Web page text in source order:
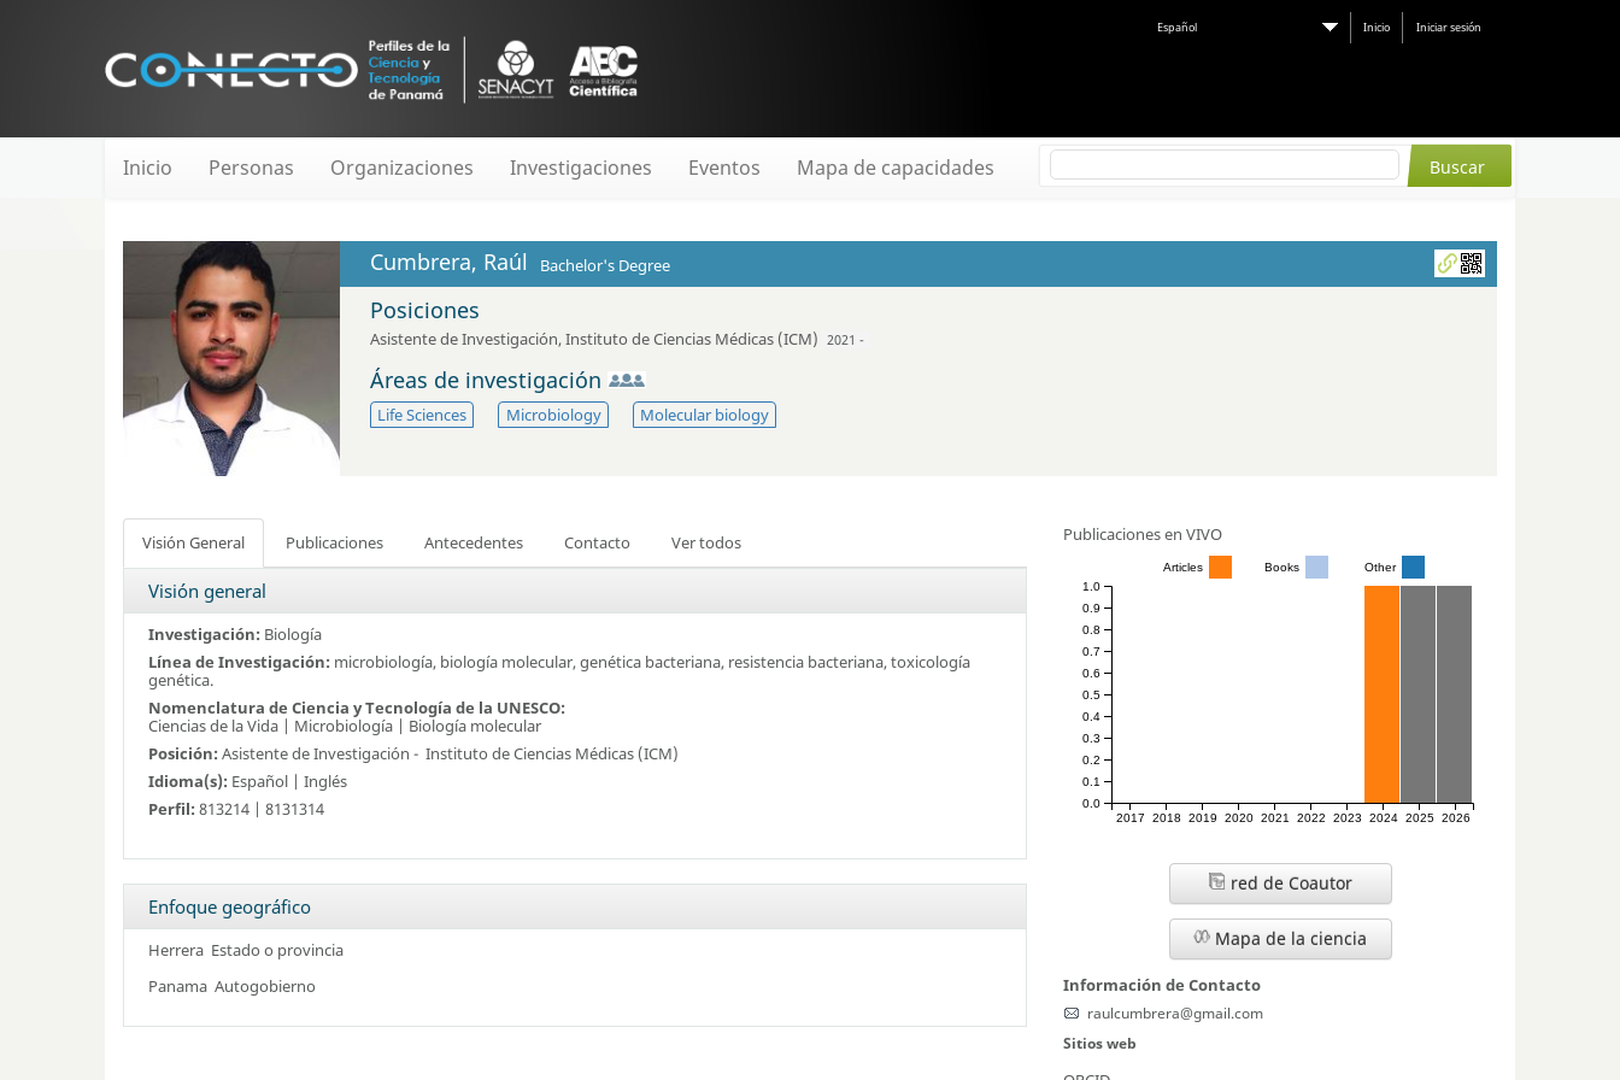
Español Inicio Iniciar sesión
Inicio Personas Organizaciones Investigaciones Eventos Mapa de capacidades
Cumbrera, Raúl Bachelor's Degree
Posiciones
Asistente de Investigación,Instituto de Ciencias Médicas (ICM) 2021 -
Áreas de investigación
Life Sciences Microbiology Molecular biology
Visión General Publicaciones Antecedentes Contacto Ver todos
Visión general
Investigación: Biología
Línea de Investigación: microbiología, biología molecular, genética bacteriana, resistencia bacteriana, toxicología
genética.
Nomenclatura de Ciencia y Tecnología de la UNESCO:
Ciencias de la Vida | Microbiología | Biología molecular
Posición: Asistente de Investigación - Instituto de Ciencias Médicas (ICM)
Idioma(s): Español | Inglés
Perfil: 813214 | 8131314
Enfoque geográfico
Herrera Estado o provincia
Panama Autogobierno
Publicaciones en VIVO
2017 2018 2019 2020 2021 2022 2023 2024 2025 2026
0.0
0.1
0.2
0.3
0.4
0.5
0.6
0.7
0.8
0.9
1.0
Articles Books Other
red de Coautor
Mapa de la ciencia
Información de Contacto
raulcumbrera@gmail.com
Sitios web